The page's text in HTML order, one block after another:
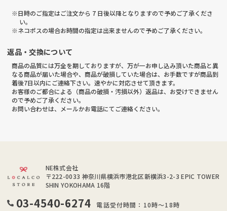
※日時のご指定はご注文から 7 日後以降となりますので予めご了承くださ
い。
※ネコポスの場合お時間の指定は出来ませんので予めご了承ください。
返品・交換について
商品の品質には万全を期しておりますが、万が一お申し込み頂いた商品と異
なる商品が届いた場合や、商品が破損していた場合は、お手数ですが商品到
着後7日以内にご連絡下さい。速やかに対応させて頂きます。
お客様のご都合による（商品の破損・汚損以外）返品は、お受けできません
ので予めご了承ください。
お問い合わせは、メールかお電話にてご連絡ください。
NE株式会社
〒222-0033 神奈川県横浜市港北区新横浜3-2-3 EPIC TOWER
SHIN YOKOHAMA 16階
03-4540-6274
電話受付時間：10時～18時